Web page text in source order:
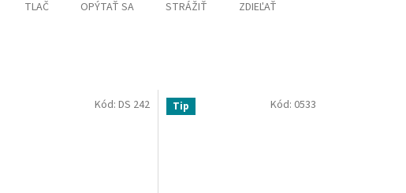
TLAČ OPÝTAŤ SA STRÁŽIŤ ZDIEĽAŤ
Kód:DS 242 Tip Kód: 0533